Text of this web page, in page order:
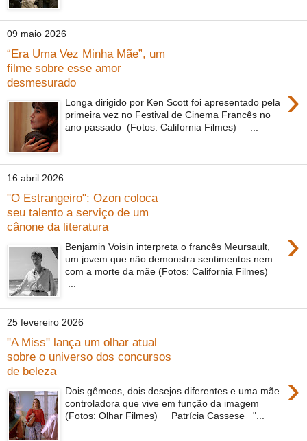
09 maio 2026
“Era Uma Vez Minha Mãe”, um
filme sobre esse amor
desmesurado
›
Longa dirigido por Ken Scott foi apresentado pela
primeira vez no Festival de Cinema Francês no
ano passado (Fotos: California Filmes) ...
16 abril 2026
"O Estrangeiro": Ozon coloca
seu talento a serviço de um
cânone da literatura
›
Benjamin Voisin interpreta o francês Meursault,
um jovem que não demonstra sentimentos nem
com a morte da mãe (Fotos: California Filmes)
25 fevereiro 2026
"A Miss" lança um olhar atual
sobre o universo dos concursos
de beleza
›
Dois gêmeos, dois desejos diferentes e uma mãe
controladora que vive em função da imagem
(Fotos: Olhar Filmes) Patrícia Cassese "...